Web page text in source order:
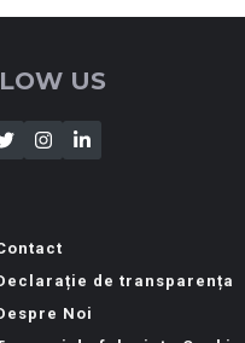
US
de transparența
Noi